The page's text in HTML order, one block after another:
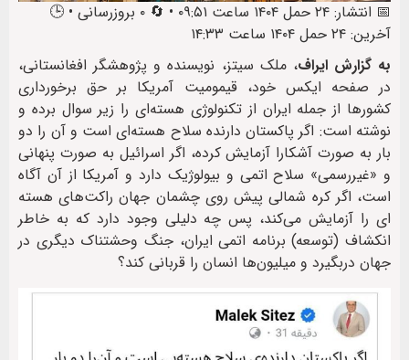
📅 انتشار: ۲۴ حمل ۱۴۰۴ ساعت ۰۹:۵۱ • 🔄 ۰ بروزرسانی • 🕒
آخرین: ۲۴ حمل ۱۴۰۴ ساعت ۱۴:۳۳
به گزارش ایراف، ملک سیتز، نویسنده و پژوهشگر افغانستانی،
در صفحه ایکس خود، قیمومیت آمریکا بر حق برخورداری
کشورها از جمله ایران از تکنولوژی هسته‌ای را زیر سوال برده و
نوشته است: اگر پاکستان دارنده سلاح هسته‌ای است و آن را دو
بار به صورت آشکارا آزمایش کرده، اگر اسرائیل به صورت پنهانی
و «غیررسمی» سلاح اتمی و بیولوژیک دارد و آمریکا از آن آگاه
است، اگر کره شمالی پیش روی چشمان جهان راکت‌های هسته
ای را آزمایش می‌کند، پس چه دلیلی وجود دارد که به خاطر
انکشاف (توسعه) برنامه اتمی ایران، جنگ وحشتناک دیگری در
جهان دربگیرد و میلیون‌ها انسان را قربانی کند؟